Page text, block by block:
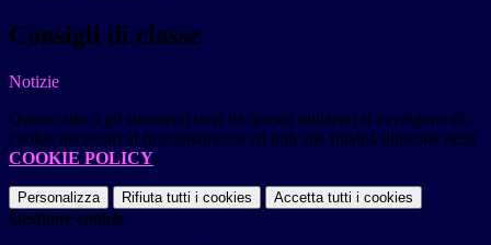
Consigli di classe
Notizie
Questo sito o gli strumenti terzi da questo utilizzati si avvalgono di
cookie necessari al funzionamento ed utili alle finalità illustrate nella
COOKIE POLICY.
Personalizza Rifiuta tutti i cookies Accetta tutti i cookies
Gestione cookie